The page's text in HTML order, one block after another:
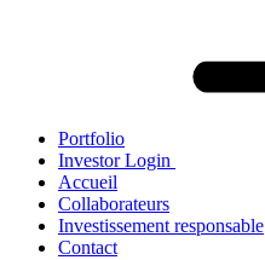
Portfolio
Investor Login
Accueil
Collaborateurs
Investissement responsable
Contact